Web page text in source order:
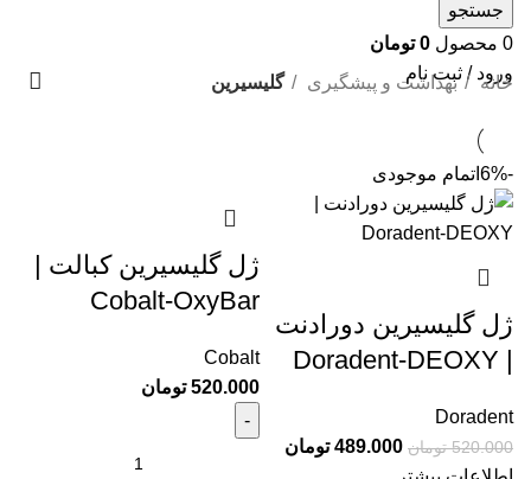
جستجو
0 محصول 0 تومان
ورود / ثبت نام
خانه بهداشت و پیشگیری گلیسیرین
-6% اتمام موجودی
ژل گلیسیرین دورادنت
Doradent
520.000 تومان 489.000 تومان
ژل گلیسیرین کبالت |
Cobalt-OxyBar
Cobalt
520.000 تومان